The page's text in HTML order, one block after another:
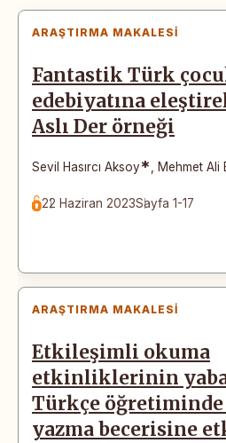
ARAŞTIRMA MAKALESI
Fantastik Türk
edebiyatına
Aslı Der örneği
Sevil Hasırcı Aksoy* Mehmet Ali
22 Haziran 2023Sayfa 1-17
ARAŞTIRMA MAKALESI
Etkileşimli okuma
etkinliklerinin
Türkçe öğretiminde
yazma becerisine